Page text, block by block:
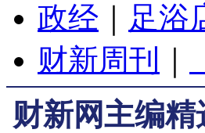
政经
足浴
财新周刊
财新网主编